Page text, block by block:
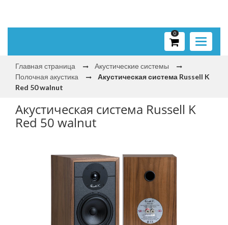
Toggle
0
Главная страница
Акустические системы
Полочная акустика
Акустическая система Russell K
Red 50 walnut
Акустическая система Russell K
Red 50 walnut